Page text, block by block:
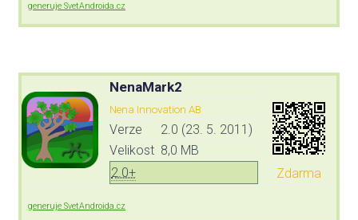
generuje SvetAndroida.cz
NenaMark2
Nena Innovation AB
Verze
2.0 (23. 5. 2011)
Velikost 8,0 MB
2.0+
Zdarma
generuje SvetAndroida.cz